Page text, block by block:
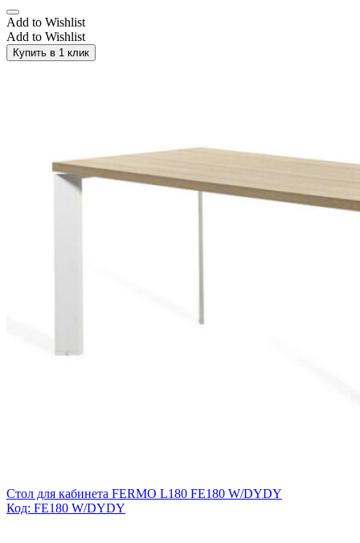
Add to Wishlist
Add to Wishlist
Купить в 1 клик
Стол для кабинета FERMO L180 FE180 W/DYDY
Код: FE180 W/DYDY